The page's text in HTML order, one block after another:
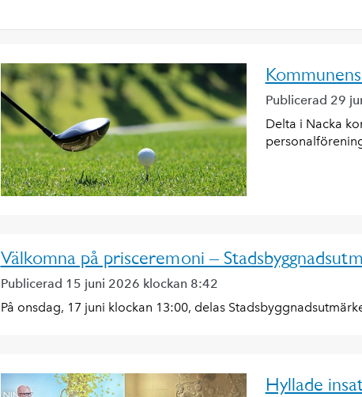
Publicerad 29
Delta i Nacka
Välkomna på prisceremoni –
Publicerad 15 juni 2026 klockan 8:42
På onsdag, 17 juni klockan 13:00, delas
Hyllade